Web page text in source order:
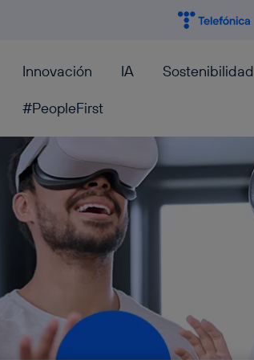
Innovación IA Sostenibilidad
#PeopleFirst